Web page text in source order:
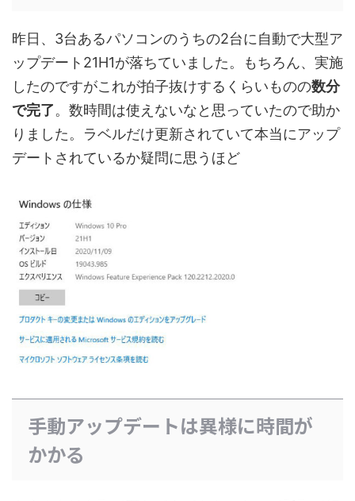
昨日、3台あるパソコンのうちの2台に自動で大型ア
ップデート21H1が落ちていました。もちろん、実施
したのですがこれが拍子抜けするくらいものの数分
で完了。数時間は使えないなと思っていたので助か
りました。ラベルだけ更新されていて本当にアップ
デートされているか疑問に思うほど
手動アップデートは異様に時間が
かかる